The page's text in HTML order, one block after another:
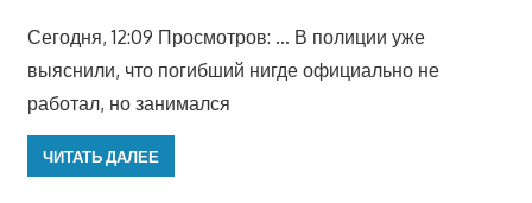
Сегодня, 12:09 Просмотров: … В полиции уже
выяснили, что погибший нигде официально не
работал, но занимался
ЧИТАТЬ ДАЛЕЕ